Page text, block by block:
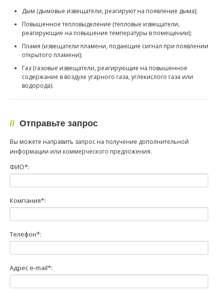
Дым (дымовые извещатели, реагируют на появление дыма);
Повышенное тепловыделение (тепловые извещатели,
реагирующие на повышение температуры в помещении);
Пламя (извещатели пламени, подающие сигнал при появлении
открытого пламени);
Газ (газовые извещатели, реагирующие на повышенное
содержание в воздухе угарного газа, углекислого газа или
водорода).
// Отправьте запрос
Вы можете направить запрос на получение дополнительной
информации или коммерческого предложения.
ФИО*:
Компания*:
Телефон*:
Адрес e-mail*: